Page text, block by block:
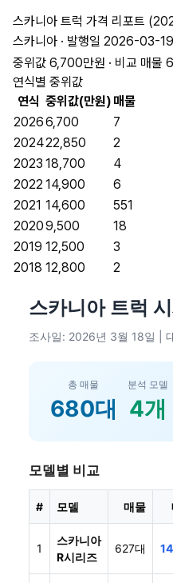
스카니아 트럭 가격 리포트
스카니아 · 발행일 2026-03-19
중위값 6,700만원 · 비교 매물
연식별 중위값
연식 중위값(만원) 매물
20266,700
7
202422,850
2
2023 18,700
4
2022 14,900
6
2021 14,600
551
20209,500
18
2019 12,500
3
2018 12,800 2
스카니아 트럭
조사일: 2026년 3월 18일 |
총 매물
680대
분석 모델
4개
모델별 비교
# 모델 매물
1
스카니아
R시리즈
627대